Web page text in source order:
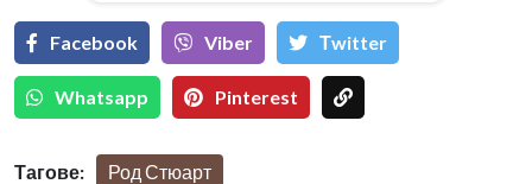
Facebook Viber Тwitter
Whatsapp Pinterest
Тагове: Род Стюарт